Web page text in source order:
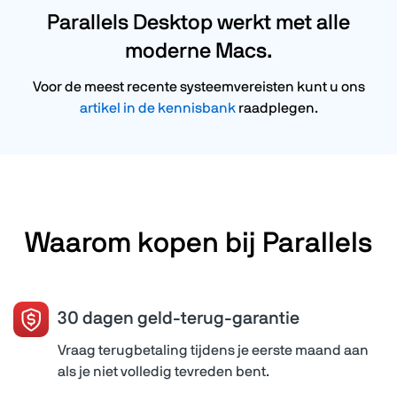
Parallels Desktop werkt met alle
moderne Macs.
Voor de meest recente systeemvereisten kunt u ons
artikel in de kennisbankraadplegen.
Waarom kopen bij Parallels
30 dagen geld-terug-garantie
Vraag terugbetaling tijdens je eerste maand aan
als je niet volledig tevreden bent.